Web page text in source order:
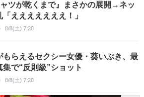
ャツが乾くまで』まさかの展開→ネッ
「えええええええ！」
8/8(土) 7:20
もらえるセクシー女優・葵いぶき、最
集で“反則級”ショット
8/8(土) 7:20